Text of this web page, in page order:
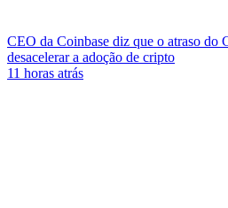
CEO da Coinbase diz que o atraso
desacelerar a adoção de cripto
11 horas atrás